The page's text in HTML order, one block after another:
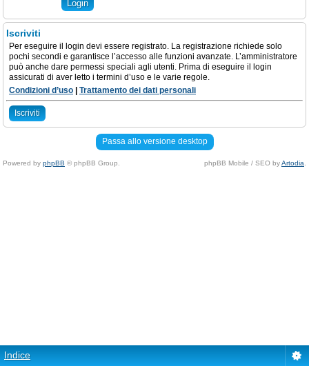
Iscriviti
Per eseguire il login devi essere registrato. La registrazione richiede solo
pochi secondi e garantisce l’accesso alle funzioni avanzate. L’amministratore
può anche dare permessi speciali agli utenti. Prima di eseguire il login
assicurati di aver letto i termini d’uso e le varie regole.
Condizioni d’uso
Trattamento dei dati personali
Iscriviti
Passa allo versione desktop
Powered by phpBB © phpBB Group. phpBB Mobile / SEO byArtodia
Indice